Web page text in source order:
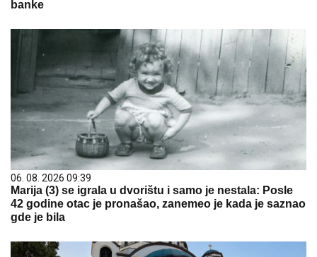
banke
06. 08. 2026 09:39
Marija (3) se igrala u dvorištu i samo je nestala: Posle
42 godine otac je pronašao, zanemeo je kada je saznao
gde je bila